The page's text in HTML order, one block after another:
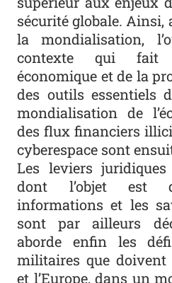
sécurité globale. Ainsi,
la mondialisation,
contexte qui fait
économique et de la
des outils essentiels
mondialisation de
des flux financiers
cyberespace sont
Les leviers
dont l’objet est
informations et les
sont par ailleurs
aborde enfin les
militaires que
et l’Europe, dans un